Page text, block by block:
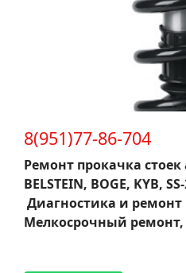
8(951)77-86-704
Ремонт прокачка
BELSTEIN, BOGE, KYB,
Диагностика и ремонт
Мелкосрочный